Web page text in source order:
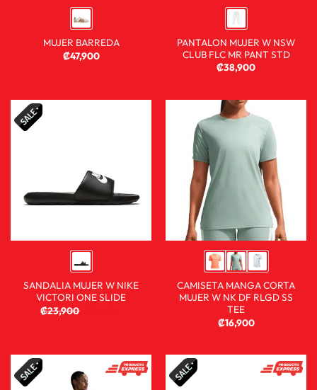
MUJER BARREDA
₡47,900
PANTALON MUJER W NSW
CLUB FLC MR PANT STD
₡38,900
SANDALIA MUJER W NIKE
VICTORI ONE SLIDE
₡23,900
CAMISETA MANGA CORTA
MUJER W NK DF RLGD SS
TEE
₡16,900